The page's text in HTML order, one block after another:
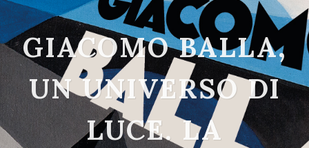
GIACOMO BALLA,
UN UNIVERSO DI
LUCE. LA